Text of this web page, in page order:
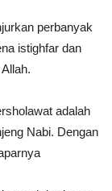
perbanyak
istighfar dan
adalah
Nabi. Dengan